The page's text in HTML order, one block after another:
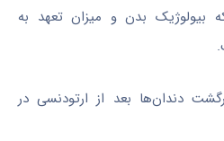
بیولوژیک بدن و میزان تعهد به
دندان‌ها بعد از ارتودنسی در